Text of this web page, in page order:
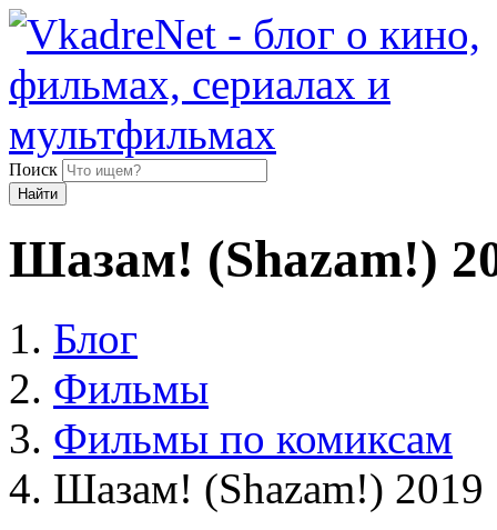
Поиск
Найти
Шазам! (Shazam!)
Блог
Фильмы
Фильмы по комиксам
Шазам! (Shazam!) 2019